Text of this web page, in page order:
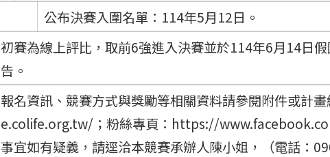
公布決賽入圍名單：114年5月12日。
初賽為線上評比，取前6強進入決賽並於114年6月14日
告。
報名資訊、競賽方式與獎勵等相關資料請參閱附件或
e.colife.org.tw/；粉絲專頁：https://
事宜如有疑義，請逕洽本競賽承辦人陳小姐，（電話：